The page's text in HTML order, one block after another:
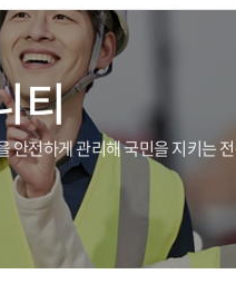
장학안내
졸업안내
학사일정
티
전하게 관리해 국민을 지키는